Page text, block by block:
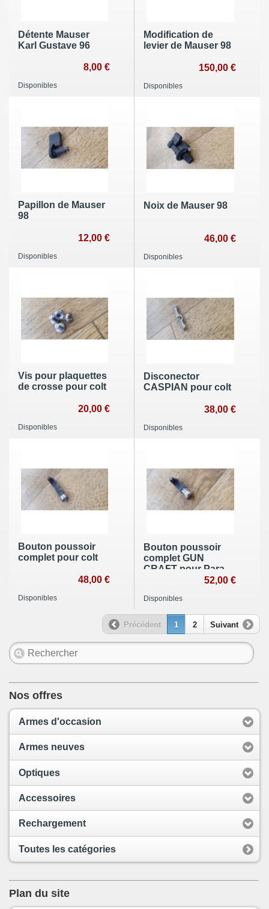
Détente Mauser
Karl Gustave 96
8,00 €
Disponibles
Modification de
levier de Mauser 98
150,00 €
Disponibles
Papillon de Mauser
98
12,00 €
Disponibles
Noix de Mauser 98
46,00 €
Disponibles
Vis pour plaquettes
de crosse pour colt
20,00 €
Disponibles
Disconector
CASPIAN pour colt
38,00 €
Disponibles
Bouton poussoir
complet pour colt
48,00 €
Disponibles
Bouton poussoir
complet GUN
CRAFT pour Para-
52,00 €
Disponibles
Précédent 1 2 Suivant
Nos offres
Armes d'occasion
Armes neuves
Optiques
Accessoires
Rechargement
Toutes les catégories
Plan du site